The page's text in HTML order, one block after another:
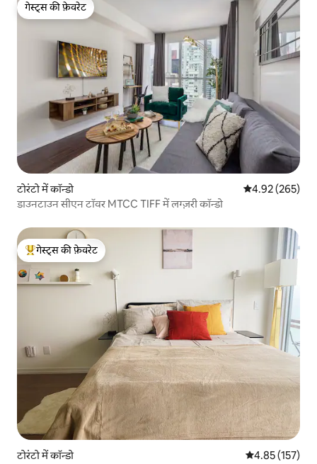
गेस्ट्स की फ़ेवरेट
गेस्ट्स की फ़ेवरेट
टोरंटो में कॉन्डो औसत रेटिंग 5 में से
4.92 (265)
डाउनटाउन सीएन टॉवर MTCC TIFF में लग्ज़री कॉन्डो
गेस्ट्स का टॉप फ़ेवरेट
गेस्ट्स की फ़ेवरेट
टोरंटो में कॉन्डो औसत रेटिंग 5 में से
4.85 (157)